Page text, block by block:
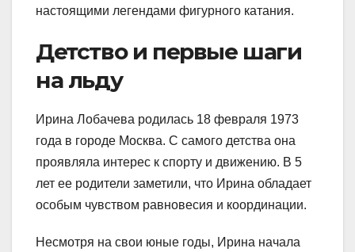
настоящими легендами фигурного катания.
Детство и первые шаги
на льду
Ирина Лобачева родилась 18 февраля 1973
года в городе Москва. С самого детства она
проявляла интерес к спорту и движению. В 5
лет ее родители заметили, что Ирина обладает
особым чувством равновесия и координации.
Несмотря на свои юные годы, Ирина начала